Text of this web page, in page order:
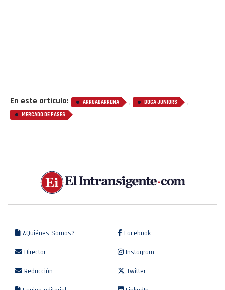
En este artículo: ARRUABARRENA , BOCA JUNIORS ,
MERCADO DE PASES
¿Quiénes Somos?
Director
Redacción
Facebook
Instagram
Twitter